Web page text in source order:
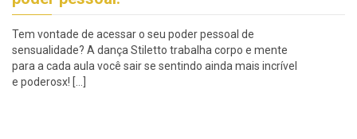
Tem vontade de acessar o seu poder pessoal de
sensualidade? A dança Stiletto trabalha corpo e mente
para a cada aula você sair se sentindo ainda mais incrível
e poderosx! […]